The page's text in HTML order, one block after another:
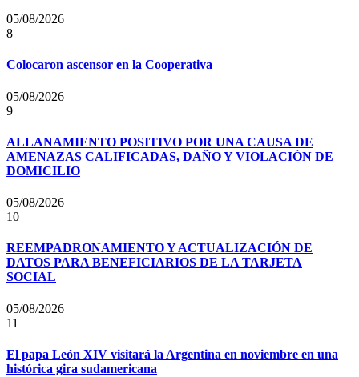
05/08/2026
8
Colocaron ascensor en la Cooperativa
05/08/2026
9
ALLANAMIENTO POSITIVO POR UNA CAUSA DE
AMENAZAS CALIFICADAS, DAÑO Y VIOLACIÓN DE
DOMICILIO
05/08/2026
10
REEMPADRONAMIENTO Y ACTUALIZACIÓN DE
DATOS PARA BENEFICIARIOS DE LA TARJETA
SOCIAL
05/08/2026
11
El papa León XIV visitará la Argentina en noviembre en una
histórica gira sudamericana